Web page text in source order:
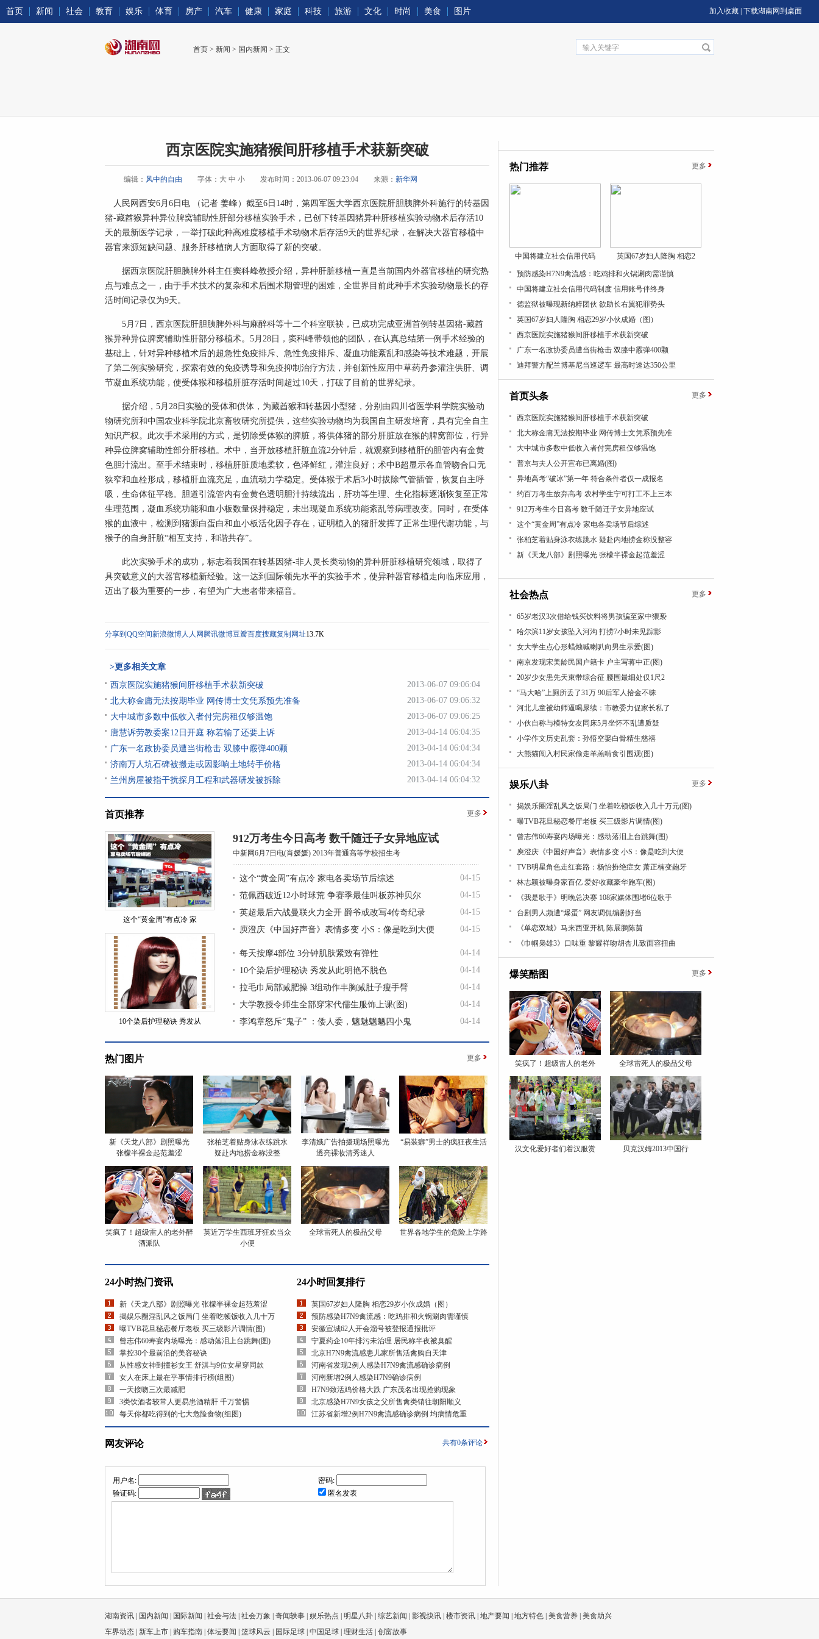
首页 新闻 社会 教育 娱乐 体育 房产 汽车 健康 家庭 科技 旅游 文化 时尚 美食 图片 加入收藏 下载湖南网到桌面
首页 > 新闻 > 国内新闻 > 正文
西京医院实施猪猴间肝移植手术获新突破
编辑： 风中的自由 字体： 大 中 小 发布时间：2013-06-07 09:23:04 来源： 新华网
人民网西安6月6日电 （记者 姜峰）截至6日14时，第四军医大学西京医院肝胆胰脾外科施行的转基因
猪-藏酋猴异种异位脾窝辅助性肝部分移植实验手术，已创下转基因猪异种肝移植实验动物术后存活10
天的最新医学记录，一举打破此种高难度移植手术动物术后存活9天的世界纪录，在解决大器官移植中
器官来源短缺问题、服务肝移植病人方面取得了新的突破。
据西京医院肝胆胰脾外科主任窦科峰教授介绍，异种肝脏移植一直是当前国内外器官移植的研究热
点与难点之一，由于手术技术的复杂和术后围术期管理的困难，全世界目前此种手术实验动物最长的存
活时间记录仅为9天。
5月7日，西京医院肝胆胰脾外科与麻醉科等十二个科室联袂，已成功完成亚洲首例转基因猪-藏酋
猴异种异位脾窝辅助性肝部分移植术。5月28日，窦科峰带领他的团队，在认真总结第一例手术经验的
基础上，针对异种移植术后的超急性免疫排斥、急性免疫排斥、凝血功能紊乱和感染等技术难题，开展
了第二例实验研究，探索有效的免疫诱导和免疫抑制治疗方法，并创新性应用中草药丹参灌注供肝、调
节凝血系统功能，使受体猴和移植肝脏存活时间超过10天，打破了目前的世界纪录。
据介绍，5月28日实验的受体和供体，为藏酋猴和转基因小型猪，分别由四川省医学科学院实验动
物研究所和中国农业科学院北京畜牧研究所提供，这些实验动物均为我国自主研发培育，具有完全自主
知识产权。此次手术采用的方式，是切除受体猴的脾脏，将供体猪的部分肝脏放在猴的脾窝部位，行异
种异位脾窝辅助性部分肝移植。术中，当开放移植肝脏血流2分钟后，就观察到移植肝的胆管内有金黄
色胆汁流出。至手术结束时，移植肝脏质地柔软，色泽鲜红，灌注良好；术中B超显示各血管吻合口无
狭窄和血栓形成，移植肝血流充足，血流动力学稳定。受体猴于术后3小时拔除气管插管，恢复自主呼
吸，生命体征平稳。胆道引流管内有金黄色透明胆汁持续流出，肝功等生理、生化指标逐渐恢复至正常
生理范围，凝血系统功能和血小板数量保持稳定，未出现凝血系统功能紊乱等病理改变。同时，在受体
猴的血液中，检测到猪源白蛋白和血小板活化因子存在，证明植入的猪肝发挥了正常生理代谢功能，与
猴子的自身肝脏“相互支持，和谐共存”。
此次实验手术的成功，标志着我国在转基因猪-非人灵长类动物的异种肝脏移植研究领域，取得了
具突破意义的大器官移植新经验。这一达到国际领先水平的实验手术，使异种器官移植走向临床应用，
迈出了极为重要的一步，有望为广大患者带来福音。
分享到 QQ空间新浪微博人人网 腾讯微博豆瓣百度搜藏复制网址13.7K
>更多相关文章
西京医院实施猪猴间肝移植手术获新突破
2013-06-07 09:06:04
北大称金庸无法按期毕业 网传博士文凭系预先准备
2013-06-07 09:06:32
大中城市多数中低收入者付完房租仅够温饱
2013-06-07 09:06:25
唐慧诉劳教委案12日开庭 称若输了还要上诉
2013-04-14 06:04:35
广东一名政协委员遭当街枪击 双膝中霰弹400颗
2013-04-14 06:04:34
济南万人坑石碑被搬走或因影响土地转手价格
2013-04-14 06:04:34
兰州房屋被指干扰探月工程和武器研发被拆除
2013-04-14 06:04:32
首页推荐 更多
这个“黄金周”有点冷 家
10个染后护理秘诀 秀发从
912万考生今日高考 数千随迁子女异地应试
中新网6月7日电(肖媛媛) 2013年普通高等学校招生考
这个“黄金周”有点冷 家电各卖场节后综述
04-15
范佩西破近12小时球荒 争赛季最佳叫板苏神贝尔
04-15
英超最后六战曼联火力全开 爵爷或改写4传奇纪录
04-15
庾澄庆《中国好声音》表情多变 小S：像是吃到大便
04-15
每天按摩4部位 3分钟肌肤紧致有弹性
04-14
10个染后护理秘诀 秀发从此明艳不脱色
04-14
拉毛巾局部减肥操 3组动作丰胸减肚子瘦手臂
04-14
大学教授令师生全部穿宋代儒生服饰上课(图)
04-14
李鸿章怒斥“鬼子” ：倭人委，魑魅魍魉四小鬼
04-14
热门图片 更多
新《天龙八部》剧照曝光
张檬半裸金起范羞涩
张柏芝着贴身泳衣练跳水
疑赴内地捞金称没整
李清娥广告拍摄现场照曝光
透亮裸妆清秀迷人
“易装癖”男士的疯狂夜生活
笑疯了！超级雷人的老外醉
酒派队
英近万学生西班牙狂欢当众
小便
全球雷死人的极品父母 世界各地学生的危险上学路
24小时热门资讯
新《天龙八部》剧照曝光 张檬半裸金起范羞涩
揭娱乐圈淫乱风之饭局门 坐着吃顿饭收入几十万
曝TVB花旦秘恋餐厅老板 买三级影片调情(图)
曾志伟60寿宴内场曝光：感动落泪上台跳舞(图)
掌控30个最前沿的美容秘诀
从性感女神到撞衫女王 舒淇与9位女星穿同款
女人在床上最在乎事情排行榜(组图)
一天接吻三次最减肥
3类饮酒者较常人更易患酒精肝 千万警惕
每天你都吃得到的七大危险食物(组图)
24小时回复排行
英国67岁妇人隆胸 相恋29岁小伙成婚（图）
预防感染H7N9禽流感：吃鸡排和火锅涮肉需谨慎
安徽宣城62人开会溜号被登报通报批评
宁夏药企10年排污未治理 居民称半夜被臭醒
北京H7N9禽流感患儿家所售活禽购自天津
河南省发现2例人感染H7N9禽流感确诊病例
河南新增2例人感染H7N9确诊病例
H7N9致活鸡价格大跌 广东茂名出现抢购现象
北京感染H7N9女孩之父所售禽类销往朝阳顺义
江苏省新增2例H7N9禽流感确诊病例 均病情危重
网友评论 共有0条评论
用户名:
密码:
验证码:
匿名发表
热门推荐 更多
中国将建立社会信用代码 英国67岁妇人隆胸 相恋2
预防感染H7N9禽流感：吃鸡排和火锅涮肉需谨慎
中国将建立社会信用代码制度 信用账号伴终身
德监狱被曝现新纳粹团伙 欲助长右翼犯罪势头
英国67岁妇人隆胸 相恋29岁小伙成婚（图）
西京医院实施猪猴间肝移植手术获新突破
广东一名政协委员遭当街枪击 双膝中霰弹400颗
迪拜警方配兰博基尼当巡逻车 最高时速达350公里
首页头条 更多
西京医院实施猪猴间肝移植手术获新突破
北大称金庸无法按期毕业 网传博士文凭系预先准
大中城市多数中低收入者付完房租仅够温饱
普京与夫人公开宣布已离婚(图)
异地高考“破冰”第一年 符合条件者仅一成报名
约百万考生放弃高考 农村学生宁可打工不上三本
912万考生今日高考 数千随迁子女异地应试
这个“黄金周”有点冷 家电各卖场节后综述
张柏芝着贴身泳衣练跳水 疑赴内地捞金称没整容
新《天龙八部》剧照曝光 张檬半裸金起范羞涩
社会热点 更多
65岁老汉3次借给钱买饮料将男孩骗至家中猥亵
哈尔滨11岁女孩坠入河沟 打捞7小时未见踪影
女大学生点心形蜡烛喊喇叭向男生示爱(图)
南京发现宋美龄民国户籍卡 户主写蒋中正(图)
20岁少女患先天束带综合征 腰围最细处仅1尺2
“马大哈”上厕所丢了31万 90后军人拾金不昧
河北儿童被幼师逼喝尿续：市教委力促家长私了
小伙自称与模特女友同床5月坐怀不乱遭质疑
小学作文历史乱套：孙悟空娶白骨精生慈禧
大熊猫闯入村民家偷走羊羔啃食引围观(图)
娱乐八卦 更多
揭娱乐圈淫乱风之饭局门 坐着吃顿饭收入几十万元(图)
曝TVB花旦秘恋餐厅老板 买三级影片调情(图)
曾志伟60寿宴内场曝光：感动落泪上台跳舞(图)
庾澄庆《中国好声音》表情多变 小S：像是吃到大便
TVB明星角色走红套路：杨怡扮绝症女 萧正楠变龅牙
林志颖被曝身家百亿 爱好收藏豪华跑车(图)
《我是歌手》明晚总决赛 108家媒体围堵6位歌手
台剧男人频遭“爆蛋” 网友调侃编剧好当
《单恋双城》马来西亚开机 陈展鹏陈茵
《巾帼枭雄3》口味重 黎耀祥吻胡杏儿致面容扭曲
爆笑酷图 更多
笑疯了！超级雷人的老外 全球雷死人的极品父母
汉文化爱好者们着汉服赏 贝克汉姆2013中国行
湖南资讯 国内新闻 国际新闻 社会与法 社会万象 奇闻轶事 娱乐热点 明星八卦 综艺新闻 影视快讯 楼市资讯 地产要闻 地方特色 美食营养 美食助兴
车界动态
新车上市 购车指南 体坛要闻 篮球风云 国际足球 中国足球 理财生活 创富故事